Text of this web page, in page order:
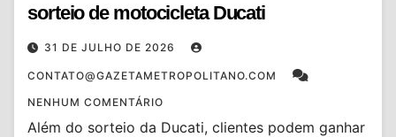
sorteio de motocicleta Ducati
31 DE JULHO DE 2026
CONTATO@GAZETAMETROPOLITANO.COM
NENHUM COMENTÁRIO
Além do sorteio da Ducati, clientes podem ganhar